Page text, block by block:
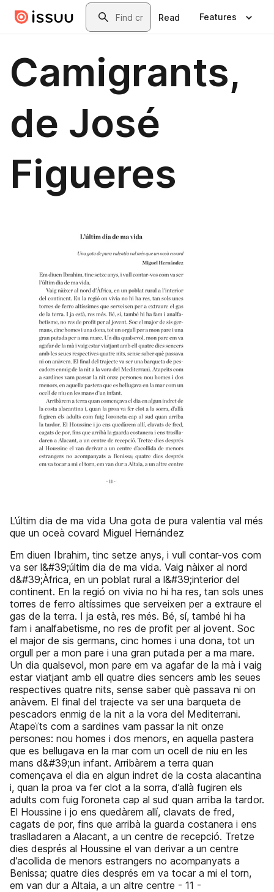
Skip to main contentSearch
Read Features
Camigrants,
de José
Figueres
L’últim dia de ma vida Una gota de pura valentia val més
que un oceà covard Miguel Hernández
Em diuen Ibrahim, tinc setze anys, i vull contar-vos com
va ser l&#39;últim dia de ma vida. Vaig nàixer al nord
d&#39;Àfrica, en un poblat rural a l&#39;interior del
continent. En la regió on vivia no hi ha res, tan sols unes
torres de ferro altíssimes que serveixen per a extraure el
gas de la terra. I ja està, res més. Bé, sí, també hi ha
fam i analfabetisme, no res de profit per al jovent. Soc
el major de sis germans, cinc homes i una dona, tot un
orgull per a mon pare i una gran putada per a ma mare.
Un dia qualsevol, mon pare em va agafar de la mà i vaig
estar viatjant amb ell quatre dies sencers amb les seues
respectives quatre nits, sense saber què passava ni on
anàvem. El final del trajecte va ser una barqueta de
pescadors enmig de la nit a la vora del Mediterrani.
Atapeïts com a sardines vam passar la nit onze
persones: nou homes i dos menors, en aquella pastera
que es bellugava en la mar com un ocell de niu en les
mans d&#39;un infant. Arribàrem a terra quan
començava el dia en algun indret de la costa alacantina
i, quan la proa va fer clot a la sorra, d’allà fugiren els
adults com fuig l’oroneta cap al sud quan arriba la tardor.
El Houssine i jo ens quedàrem allí, clavats de fred,
cagats de por, fins que arribà la guarda costanera i ens
traslladaren a Alacant, a un centre de recepció. Tretze
dies després al Houssine el van derivar a un centre
d’acollida de menors estrangers no acompanyats a
Benissa; quatre dies després em va tocar a mi el torn,
em van dur a Altaia, a un altre centre - 11 -